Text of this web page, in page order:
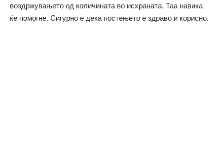
воздржувањето од количината во исхраната. Таа навика
ќе помогне. Сигурно е дека постењето е здраво и корисно.